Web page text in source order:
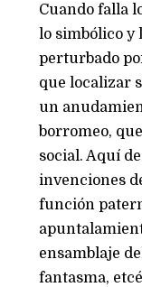
Cuando falla
lo simbólico
perturbado
que localizar
un
borromeo,
social. Aquí
invenciones
función
ensamblaje
fantasma,